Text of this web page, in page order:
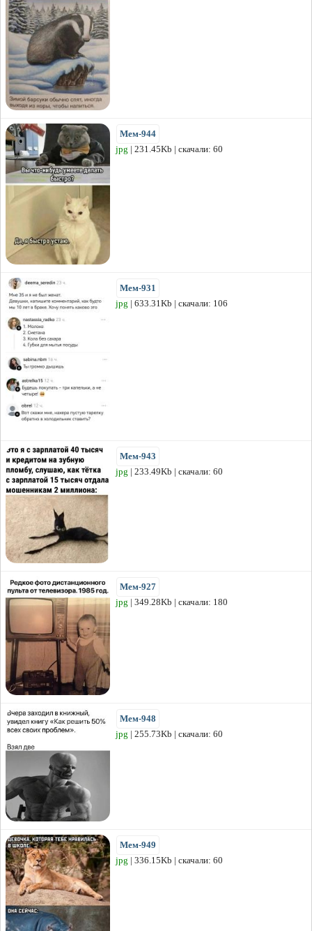
Мем-944
jpg | 231.45Kb | скачали: 60
Мем-931
jpg | 633.31Kb | скачали: 106
Мем-943
jpg | 233.49Kb | скачали: 60
Мем-927
jpg | 349.28Kb | скачали: 180
Мем-948
jpg | 255.73Kb | скачали: 60
Мем-949
jpg | 336.15Kb | скачали: 60